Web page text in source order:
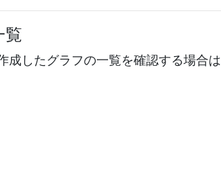
覧
成したグラフの一覧を確認する場合は